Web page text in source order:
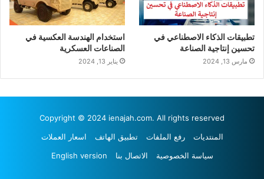
تطبيقات الذكاء الاصطناعي في
تحسين إنتاجية الصناعة
مارس 13, 2024
استخدام الهندسة العكسية في
الصناعات العسكرية
يناير 13, 2024
Copyright © 2024 ienajah.com. All rights reserved
المنتديات
رفع الملفات تطبيق الهاتف
اسعار العملات
سياسة الخصوصية
الاتصال بنا English version